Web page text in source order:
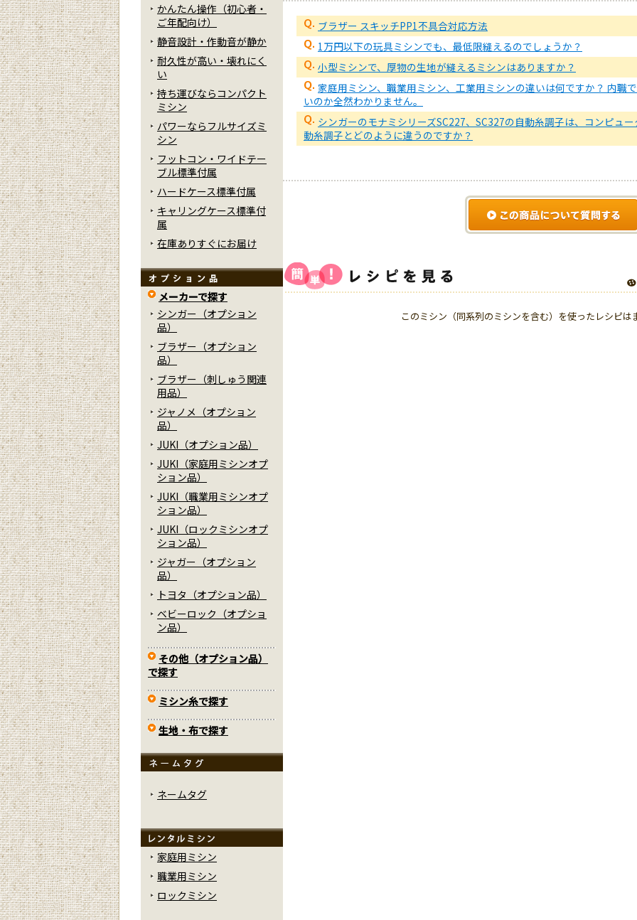
ブラザー スキッチPP1不具合対応方法
1万円以下の玩具ミシンでも、最低限縫えるのでしょうか？
小型ミシンで、厚物の生地が縫えるミシンはありますか？
家庭用ミシン、職業用ミシン、工業用ミシンの違いは何ですか？ 内職
いのか全然わかりません。
シンガーのモナミシリーズSC227、SC327の自動糸調子は、コンピュ
動糸調子とどのように違うのですか？
このミシン（同系列のミシンを含む）を使ったレシピは
かんたん操作（初心者・
ご年配向け）
静音設計・作動音が静か
耐久性が高い・壊れにく
い
持ち運びならコンパクト
ミシン
パワーならフルサイズミ
シン
フットコン・ワイドテー
ブル標準付属
ハードケース標準付属
キャリングケース標準付
属
在庫ありすぐにお届け
メーカーで探す
シンガー（オプション
品）
ブラザー（オプション
品）
ブラザー（刺しゅう関連
用品）
ジャノメ（オプション
品）
JUKI（オプション品）
JUKI（家庭用ミシンオプ
ション品）
JUKI（職業用ミシンオプ
ション品）
JUKI（ロックミシンオプ
ション品）
ジャガー（オプション
品）
トヨタ（オプション品）
ベビーロック（オプショ
ン品）
その他（オプション品）
で探す
ミシン糸で探す
生地・布で探す
ネームタグ
家庭用ミシン
職業用ミシン
ロックミシン